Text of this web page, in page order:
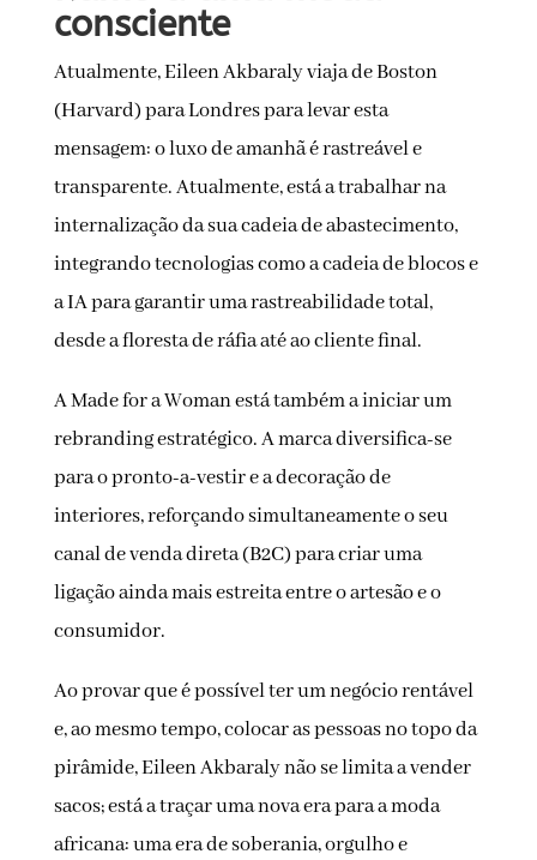
consciente
Atualmente, Eileen Akbaraly viaja de Boston
(Harvard) para Londres para levar esta
mensagem: o luxo de amanhã é rastreável e
transparente. Atualmente, está a trabalhar na
internalização da sua cadeia de abastecimento,
integrando tecnologias como a cadeia de blocos e
a IA para garantir uma rastreabilidade total,
desde a floresta de ráfia até ao cliente final.
A Made for a Woman está também a iniciar um
rebranding estratégico. A marca diversifica-se
para o pronto-a-vestir e a decoração de
interiores, reforçando simultaneamente o seu
canal de venda direta (B2C) para criar uma
ligação ainda mais estreita entre o artesão e o
consumidor.
Ao provar que é possível ter um negócio rentável
e, ao mesmo tempo, colocar as pessoas no topo da
pirâmide, Eileen Akbaraly não se limita a vender
sacos; está a traçar uma nova era para a moda
africana: uma era de soberania, orgulho e